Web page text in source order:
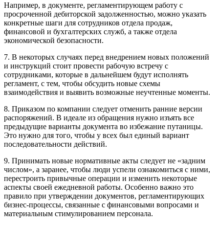
Например, в документе, регламентирующем работу с
просроченной дебиторской задолженностью, можно указать
конкретные шаги для сотрудников отдела продаж,
финансовой и бухгалтерских служб, а также отдела
экономической безопасности.
7. В некоторых случаях перед внедрением новых положений
и инструкций стоит провести рабочую встречу с
сотрудниками, которые в дальнейшем будут исполнять
регламент, с тем, чтобы обсудить новые схемы
взаимодействия и выявить возможные неучтенные моменты.
8. Приказом по компании следует отменить ранние версии
распоряжений. В идеале из обращения нужно изъять все
предыдущие варианты документа во избежание путаницы.
Это нужно для того, чтобы у всех был единый вариант
последовательности действий.
9. Принимать новые нормативные акты следует не «задним
числом», а заранее, чтобы люди успели ознакомиться с ними,
перестроить привычные операции и изменить некоторые
аспекты своей ежедневной работы. Особенно важно это
правило при утверждении документов, регламентирующих
бизнес-процессы, связанные с финансовыми вопросами и
материальным стимулированием персонала.